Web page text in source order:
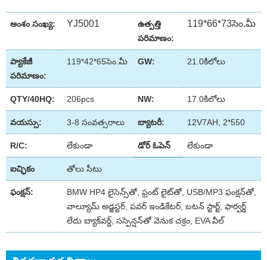
అంశం సంఖ్య: YJ5001
ఉత్పత్తి
పరిమాణం:
119*66*73సెం.మీ
ప్యాకేజీ
పరిమాణం:
119*42*65సెం.మీ GW: 21.0కిలోలు
QTY/40HQ: 206pcs NW: 17.0కిలోలు
వయస్సు: 3-8 సంవత్సరాలు బ్యాటరీ: 12V7AH, 2*550
R/C: లేకుండా డోర్ ఓపెన్ లేకుండా
ఐచ్ఛికం తోలు సీటు
ఫంక్షన్:
BMW HP4 లైసెన్స్‌తో, ఫ్రంట్ లైట్‌తో, USB/MP3 ఫంక్షన్‌తో,
వాల్యూమ్ అడ్జస్టర్, పవర్ ఇండికేటర్, బటన్ స్టార్ట్, ఫార్వర్డ్
లేదు బ్యాక్‌వర్డ్, సస్పెన్షన్‌తో వెనుక చక్రం, EVA వీల్